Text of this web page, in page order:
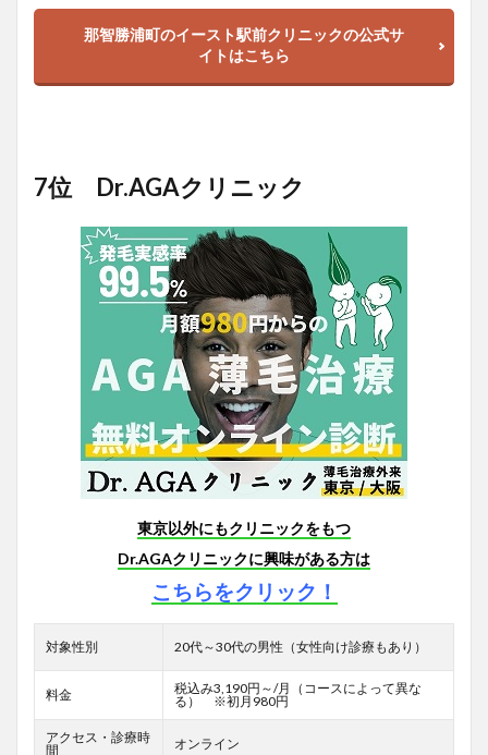
那智勝浦町のイースト駅前クリニックの公式サ
イトはこちら
7位 Dr.AGAクリニック
東京以外にもクリニックをもつ
Dr.AGAクリニックに興味がある方は
こちらをクリック！
対象性別 20代～30代の男性（女性向け診療もあり）
料金
税込み3,190円～/月（コースによって異な
る） ※初月980円
アクセス・診療時
間
オンライン